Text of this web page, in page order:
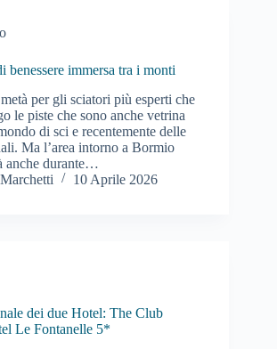
benessere immersa tra i monti
per gli sciatori più esperti che
le piste che sono anche vetrina
di sci e recentemente delle
Ma l’area intorno a Bormio
anche durante…
10 Aprile 2026
dei due Hotel: The Club
Le Fontanelle 5*